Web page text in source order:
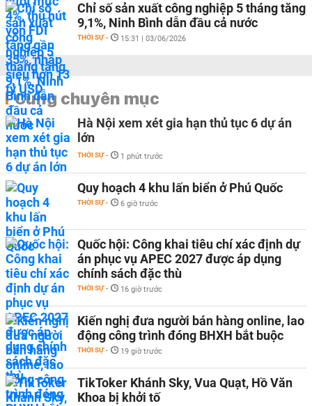
Chỉ số sản xuất công nghiệp 5 tháng tăng
9,1%, Ninh Bình dẫn đầu cả nước
THỜI SỰ - 15:31 | 03/06/2026
Cùng chuyên mục
Hà Nội xem xét gia hạn thủ tục 6 dự án
lớn
THỜI SỰ - 1 phút trước
Quy hoạch 4 khu lấn biển ở Phú Quốc
THỜI SỰ - 6 giờ trước
Quốc hội: Công khai tiêu chí xác định dự
án phục vụ APEC 2027 được áp dụng
chính sách đặc thù
THỜI SỰ - 16 giờ trước
Kiến nghị đưa người bán hàng online, lao
động công trình đóng BHXH bắt buộc
THỜI SỰ - 19 giờ trước
TikToker Khánh Sky, Vua Quạt, Hồ Văn
Khoa bị khởi tố